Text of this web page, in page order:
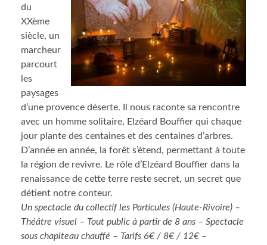
du
XXème
siècle, un
marcheur
parcourt
les
paysages
d’une provence déserte. Il nous raconte sa rencontre
avec un homme solitaire, Elzéard Bouffier qui chaque
jour plante des centaines et des centaines d’arbres.
D’année en année, la forêt s’étend, permettant à toute
la région de revivre. Le rôle d’Elzéard Bouffier dans la
renaissance de cette terre reste secret, un secret que
détient notre conteur.
Un spectacle du collectif les Particules (Haute-Rivoire) –
Théâtre visuel – Tout public à partir de 8 ans – Spectacle
sous chapiteau chauffé – Tarifs 6€ / 8€ / 12€ –